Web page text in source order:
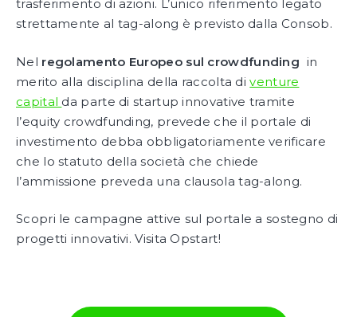
trasferimento di azioni. L’unico riferimento legato
strettamente al tag-along è previsto dalla Consob.
Nel regolamento Europeo sul crowdfunding in
merito alla disciplina della raccolta diventure
capital da parte di startup innovative tramite
l’equity crowdfunding, prevede che il portale di
investimento debba obbligatoriamente verificare
che lo statuto della società che chiede
l’ammissione preveda una clausola tag-along.
Scopri le campagne attive sul portale a sostegno di
progetti innovativi. Visita Opstart!